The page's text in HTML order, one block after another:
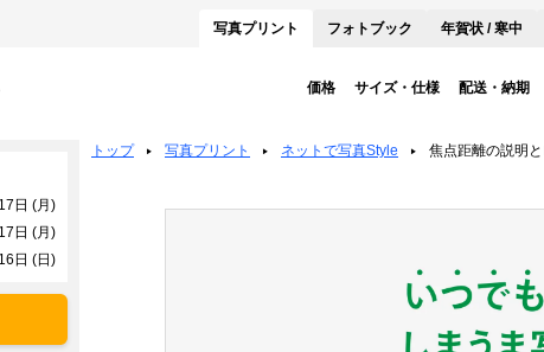
写真プリント フォトブック 年賀状 / 寒中
価格 サイズ・仕様 配送・納期
日 (月)
日 (月)
日 (日)
トップ 写真プリント ネットで写真Style 焦点距離の説明